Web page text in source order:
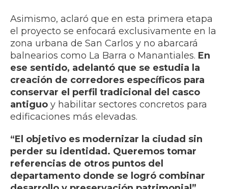
Asimismo, aclaró que en esta primera etapa
el proyecto se enfocará exclusivamente en la
zona urbana de San Carlos y no abarcará
balnearios como La Barra o Manantiales. En
ese sentido, adelantó que se estudia la
creación de corredores específicos para
conservar el perfil tradicional del casco
antiguo y habilitar sectores concretos para
edificaciones más elevadas.
“El objetivo es modernizar la ciudad sin
perder su identidad. Queremos tomar
referencias de otros puntos del
departamento donde se logró combinar